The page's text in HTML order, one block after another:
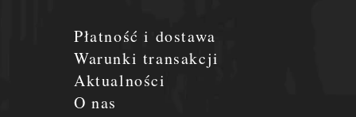
Płatność i dostawa
Warunki transakcji
Aktualności
O nas